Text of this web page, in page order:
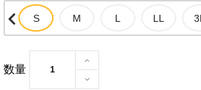
数量